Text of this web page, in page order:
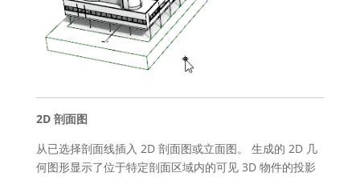
2D 剖面图
从已选择剖面线插入 2D 剖面图或立面图。 生成的 2D 几
何图形显示了位于特定剖面区域内的可见 3D 物件的投影